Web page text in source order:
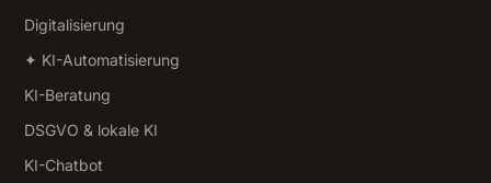
Digitalisierung
✦ KI-Automatisierung
KI-Beratung
DSGVO & lokale KI
KI-Chatbot